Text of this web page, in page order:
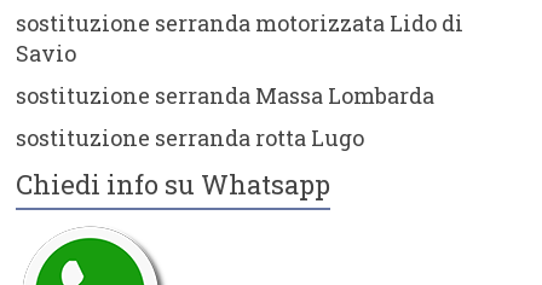
sostituzione serranda motorizzata Lido di
Savio
sostituzione serranda Massa Lombarda
sostituzione serranda rotta Lugo
Chiedi info su Whatsapp